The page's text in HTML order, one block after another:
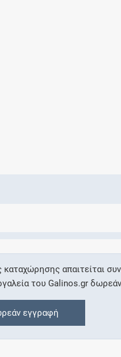
διάρκεια της
θηλασμού
απαιτείται
του Galinos.gr
εγγραφή